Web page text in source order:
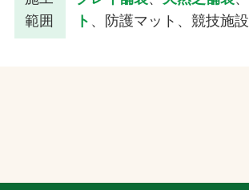
範囲
ト 、防護マット、競技施設